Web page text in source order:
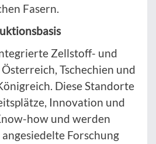
Fasern.
Zellstoff- und
Tschechien und
Diese Standorte
Innovation und
how und werden
Forschung